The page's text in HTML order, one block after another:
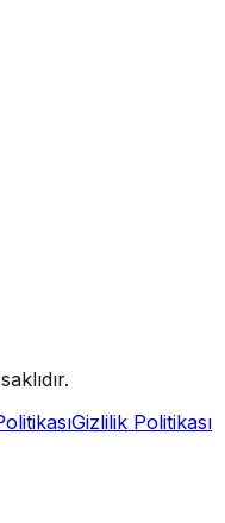
Gizlilik Politikası